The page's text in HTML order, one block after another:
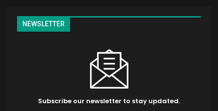
NEWSLETTER
Subscribe our newsletter to stay updated.